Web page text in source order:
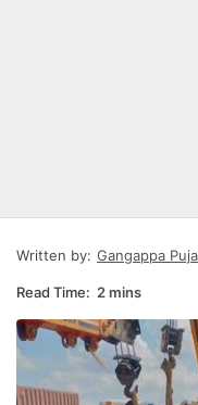
Written by: Gangappa
Read Time: 2 mins